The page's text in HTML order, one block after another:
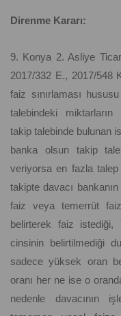
Direnme Kararı:
9. Konya 2. Asliye
2017/332 E., 2017/548
faiz sınırlaması
talebindeki miktarların
takip talebinde bulunan
banka olsun takip
veriyorsa en fazla
takipte davacı
faiz veya temerrüt
belirterek faiz istediği,
cinsinin belirtilmediği
sadece yüksek oran
oranı her ne ise o
nedenle davacının